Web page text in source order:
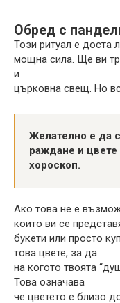
Обред с
Този ритуал е доста
мощна сила. Ще ви
и
църковна свещ. Но
Желателно е да
раждане и цвете
хороскоп.
Ако това не е
които ви се
букети или просто
това цвете, за да
на когото твоята
Това означава
че цветето е близо